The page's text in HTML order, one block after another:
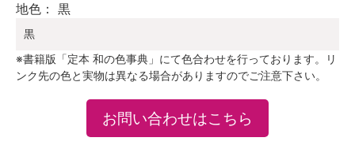
地色： 黒
黒
※書籍版「定本 和の色事典」にて色合わせを行っております。リ
ンク先の色と実物は異なる場合がありますのでご注意下さい。
お問い合わせはこちら